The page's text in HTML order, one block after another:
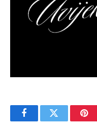
FacebookTwitter